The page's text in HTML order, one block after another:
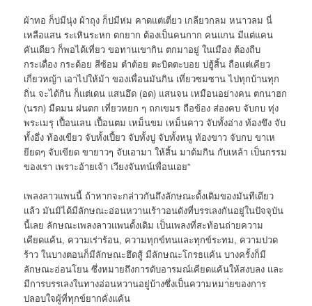
ผ้าทอ ก็บ่มีนุ่ง ผ้าถุง ก็บ่มีห่ม คาดแต่เตี่ยว เกลียวกลม หนาวลม นี่
เหลือแสน ระเหินระหก ตกยาก ต้องเป็นคนกาก คนแกน มีแต่แคน
คันเดียว ก็พอได้เที่ยว ขอทานเขากิน ตกมาอยู่ ในเมือง ต้องถีบ
กระเดื่อง กระด้อย สีซ้อม ตำต้อย ตะบิดตะบอย บ่ฮู้สิ้น ถือแต่เคียว
เกี่ยวหญ้า เอาไปให้ม้า ของเพื่อนมันกิน เที่ยวซมซาน ไปทุกบ้านทุก
ถิ่น จะได้กิน ก็แต่เดน แสนอึด (อด) แสนจน เหมือนอย่างคน ตกนาฮก
(นรก) มืดมน ฝนตก เที่ยวหยก ๆ ถกเขมร ถือข้อง ส่องคบ จับกบ ทุ่ง
พระเมรุ เปื้อนเลน เปื้อนตม เหม็นขม เหม็นคาว จับทั้งอ่าง ท้องขึง จับ
ทั้งอึ่ง ท้องเขียว จับทั้งเปี้ยว จับทั้งปู จับทั้งหนู ท้องขาว จับกบ ขาเห
ยียดๆ จับเขียด ขายาวๆ จับเอามา ให้สิ้น มาต้มกิน กับเหล้า เป็นกรรม
ของเรา เพราะอ้ายเจ้า เวียงจันทน์เพื่อนเอย”
เพลงลาวแพนนี้ ถ้าหากจะกล่าวกันถึงลักษณะดั้งเดิมของมันทีเดียว
แล้ว มันมิได้มีลักษณะอ่อนหวานเร้าวอนดังที่บรรเลงกันอยู่ในปัจจุบัน
นี้เลย ลักษณะเพลงลาวแพนดั้งเดิม เป็นเพลงที่สะท้อนถ่ายความ
เคียดแค้น, ความเร่าร้อน, ความทุกข์ทนและทุกข์ระทม, ความปวด
ร้าว ในบางตอนก็มีลักษณะฮึดสู้ มีลักษณะโกรธแค้น บางครั้งก็มี
ลักษณะอ่อนโยน ซึ่งหมายถึงการดับอารมณ์เคียดแค้นให้สงบลง และ
มีการบรรเลงในทางอ่อนหวานอยู่บ้างซึ่งเป็นความหมา่ยของการ
ปลอบใจผู้ที่ทุกข์ยากคั่งแค้น